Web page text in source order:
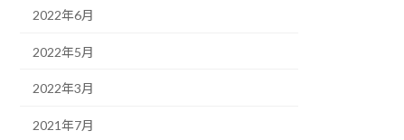
2022年6月
2022年5月
2022年3月
2021年7月